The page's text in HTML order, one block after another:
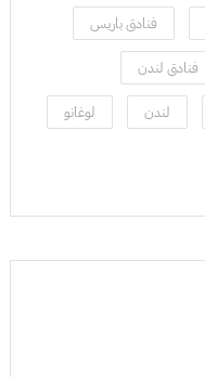
فنادق باريس
فنادق لندن
لندن لوغانو